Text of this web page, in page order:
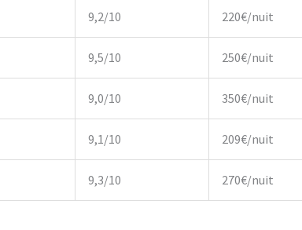
9,2/10 220€/nuit
9,5/10 250€/nuit
9,0/10 350€/nuit
9,1/10 209€/nuit
9,3/10 270€/nuit